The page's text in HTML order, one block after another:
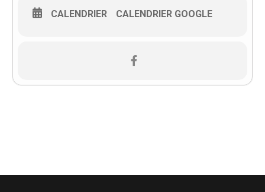
CALENDRIER CALENDRIER GOOGLE